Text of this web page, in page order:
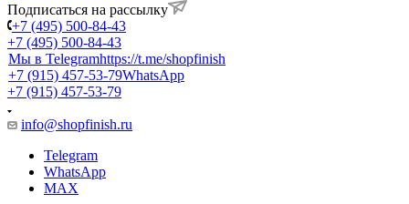
Подписаться на рассылку
+7 (495) 500-84-43
+7 (495) 500-84-43
Мы в Telegramhttps://t.me/shopfinish
+7 (915) 457-53-79WhatsApp
+7 (915) 457-53-79
info@shopfinish.ru
Telegram
WhatsApp
MAX